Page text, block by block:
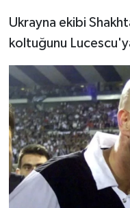
Ukrayna ekibi
koltuğunu